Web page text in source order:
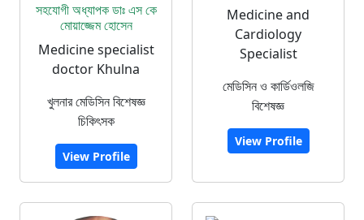
সহযোগী অধ্যাপক ডাঃ এস কে
মোয়াজ্জেম হোসেন
Medicine specialist
doctor Khulna
খুলনার মেডিসিন বিশেষজ্ঞ
চিকিৎসক
View Profile
Medicine and
Cardiology
Specialist
মেডিসিন ও কার্ডিওলজি
বিশেষজ্ঞ
View Profile